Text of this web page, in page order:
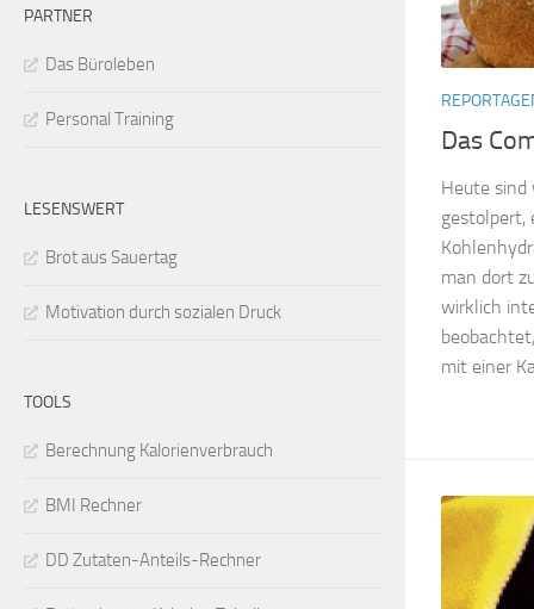
Das
Heute sind
gestolpert,
man dort
wirklich
mit einer
PARTNER
Das Büroleben
Personal Training
LESENSWERT
Brot aus Sauertag
Motivation durch sozialen Druck
TOOLS
Berechnung Kalorienverbrauch
BMI Rechner
DD Zutaten-Anteils-Rechner